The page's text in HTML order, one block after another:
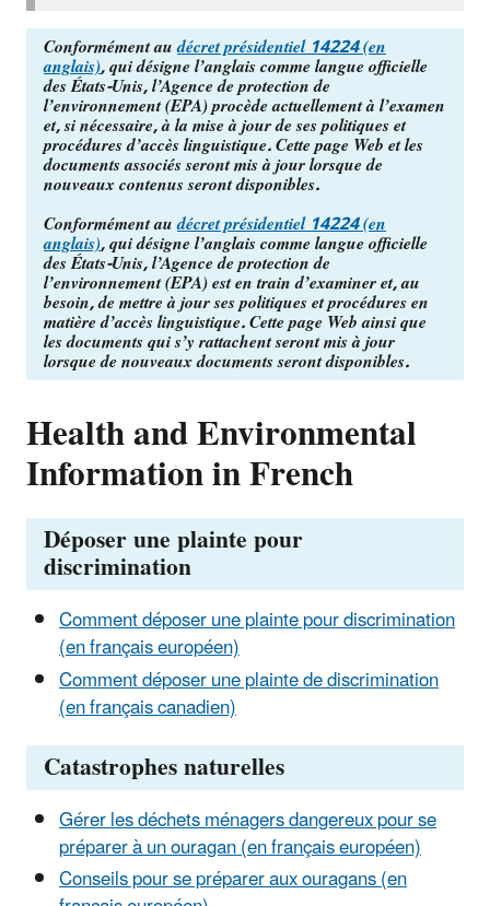
Conformément audécret présidentiel 14224 (en
anglais), qui désigne l’anglais comme langue officielle
des États-Unis, l’Agence de protection de
l’environnement (EPA) procède actuellement à l’examen
et, si nécessaire, à la mise à jour de ses politiques et
procédures d’accès linguistique. Cette page Web et les
documents associés seront mis à jour lorsque de
nouveaux contenus seront disponibles.
Conformément audécret présidentiel 14224 (en
anglais), qui désigne l’anglais comme langue officielle
des États-Unis, l’Agence de protection de
l’environnement (EPA) est en train d’examiner et, au
besoin, de mettre à jour ses politiques et procédures en
matière d’accès linguistique. Cette page Web ainsi que
les documents qui s’y rattachent seront mis à jour
lorsque de nouveaux documents seront disponibles.
Health and Environmental
Information in French
Déposer une plainte pour
discrimination
Comment déposer une plainte pour discrimination
(en français européen)
Comment déposer une plainte de discrimination
(en français canadien)
Catastrophes naturelles
Gérer les déchets ménagers dangereux pour se
préparer à un ouragan (en français européen)
Conseils pour se préparer aux ouragans (en